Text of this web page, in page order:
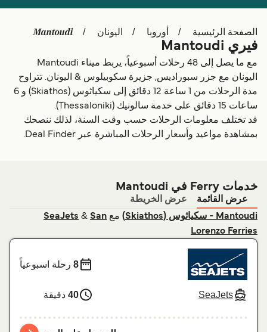
Norge
Україна
Indonesia
Maroc (FR)
الصفحة الرئيسية أوروبا اليونان Mantoudi
فيري Mantoudi
مع ما يصل إلى 48 رحلات أسبوعياً، يربط ميناء Mantoudi
اليونان مع جزر سبوراديس, جزيرة سكوبيلوس & اليونان. تتراوح
مدة الرحلات من 1 ساعة 12 دقائق إلى سكياثوس (Skiathos) و 6
ساعات 15 دقائق على خدمة سالونيك (Thessaloniki).
قد تختلف معلومات الرحلات حسب وقت السنة، لذلك ننصحك
بمشاهدة مواعيد وأسعار الرحلات المباشرة عبر Deal Finder.
خدمات Ferry في Mantoudi
عرض القائمة
عرض الخريطة
Mantoudi - سكياثوس (Skiathos)
مع SeaJets &San
Lorenzo Ferries
SeaJets
8رحلة اسبوعياً
40دقيقة